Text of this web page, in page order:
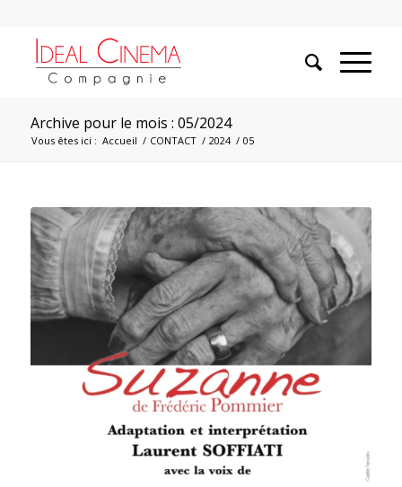
Archive pour le mois : 05/2024
Vous êtes ici : Accueil / CONTACT / 2024 / 05